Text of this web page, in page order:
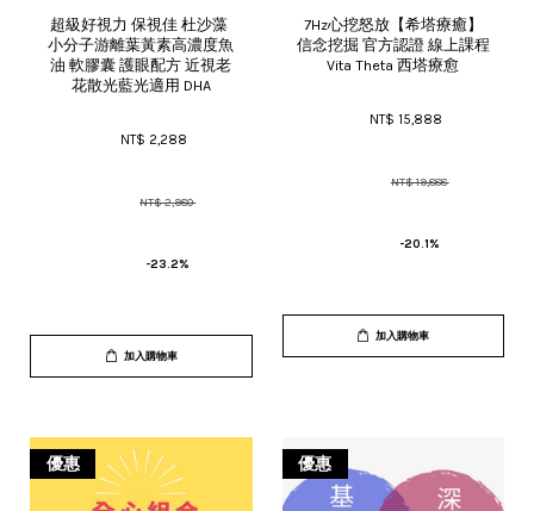
超級好視力 保視佳 杜沙藻
小分子游離葉黃素高濃度魚
油 軟膠囊 護眼配方 近視老
花散光藍光適用 DHA
NT$ 2,288
NT$ 2,980
-23.2%
加入購物車
7Hz心挖怒放【希塔療癒】
信念挖掘 官方認證 線上課程
Vita Theta 西塔療愈
NT$ 15,888
NT$ 19,888
-20.1%
加入購物車
優惠 優惠